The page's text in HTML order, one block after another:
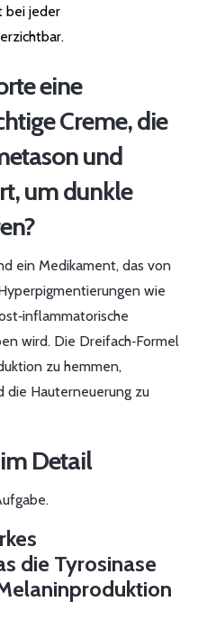
bei jeder
eine
Creme, die
und
um dunkle
?
ein Medikament, das von
wie
wird. Die Dreifach‑Formel
zu hemmen,
die Hauterneuerung zu
Detail
die Tyrosinase